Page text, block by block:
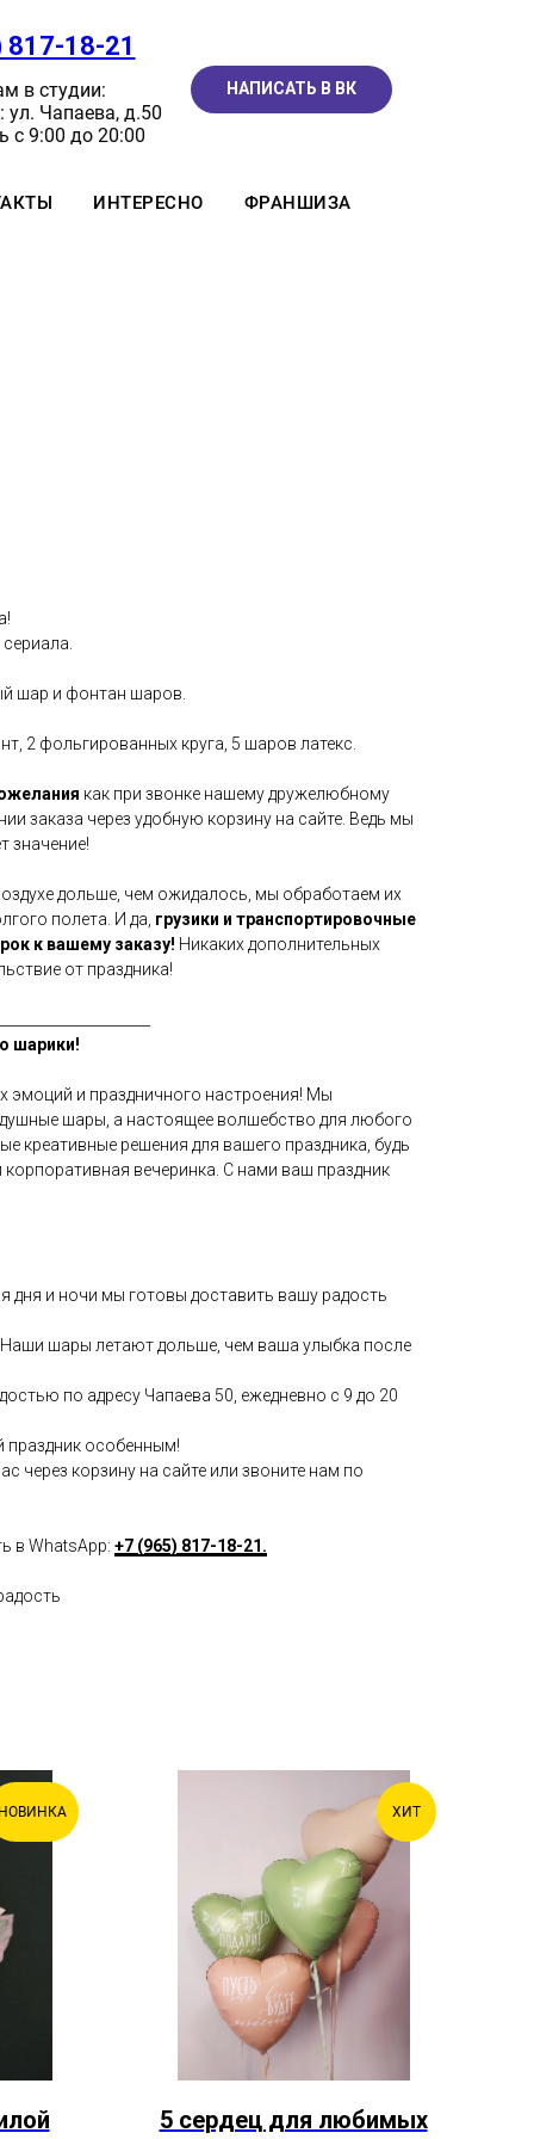
817-18-21
в студии:
ул. Чапаева, д.50
с 9:00 до 20:00
НАПИСАТЬ В ВК
ИНТЕРЕСНО ФРАНШИЗА
шар и фонтан шаров.
2 фольгированных круга, 5 шаров латекс.
как при звонке нашему дружелюбному
заказа через удобную корзину на сайте. Ведь мы
значение!
дольше, чем ожидалось, мы обработаем их
полета. И да, грузики и транспортировочные
к вашему заказу! Никаких дополнительных
от праздника!
шарики!
эмоций и праздничного настроения! Мы
шары, а настоящее волшебство для любого
креативные решения для вашего праздника, будь
вечеринка. С нами ваш праздник
дня и ночи мы готовы доставить вашу радость
Наши шары летают дольше, чем ваша улыбка после
по адресу Чапаева 50, ежедневно с 9 до 20
праздник особенным!
через корзину на сайте или звоните нам по
в WhatsApp: +7 (965) 817-18-21.
НОВИНКА ХИТ
5 сердец для любимых